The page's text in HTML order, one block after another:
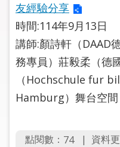
關
於
市
圖
線
上
友經驗分享
時間:114年9月13日
講師:顏詩軒（DAAD
務專員）莊毅柔（德
（Hochschule fur
Hamburg）舞台空
點閱數： 74
資料